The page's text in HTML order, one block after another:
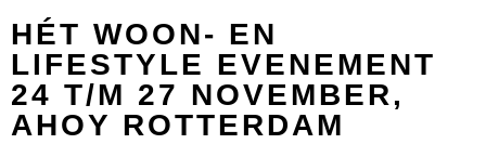
HÉT WOON- EN
LIFESTYLE EVENEMENT
24 T/M 27 NOVEMBER,
AHOY ROTTERDAM